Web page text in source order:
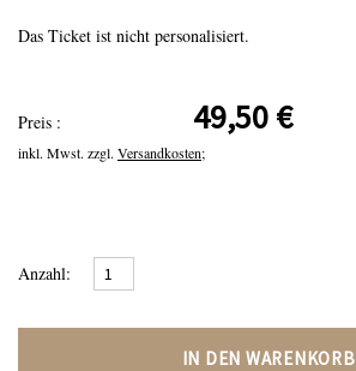
Das Ticket ist nicht personalisiert.
Preis : 49,50 €
inkl. Mwst. zzgl. Versandkosten;
Anzahl:
IN DEN WARENKORB